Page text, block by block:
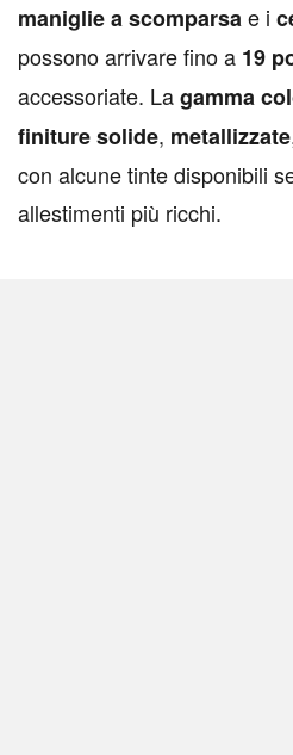
maniglie a scomparsae i
possono arrivare fino a 19
accessoriate. Lagamma
finiture solide, metallizzate
con alcune tinte disponibili
allestimenti più ricchi.